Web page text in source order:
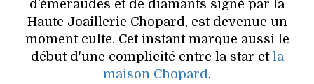
d’émeraudes et de diamants signé par la
Haute Joaillerie Chopard, est devenue un
moment culte. Cet instant marque aussi le
début d'une complicité entre la star et la
maison Chopard .